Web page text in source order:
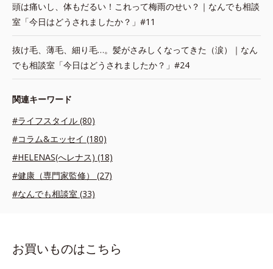
頭は痛いし、体もだるい！これって梅雨のせい？｜なんでも相談
室「今日はどうされましたか？」#11
抜け毛、薄毛、細り毛…。髪がさみしくなってきた（涙）｜なん
でも相談室「今日はどうされましたか？」#24
関連キーワード
#ライフスタイル (80)
#コラム&エッセイ (180)
#HELENAS(へレナス) (18)
#健康（専門家監修） (27)
#なんでも相談室 (33)
お買いものはこちら